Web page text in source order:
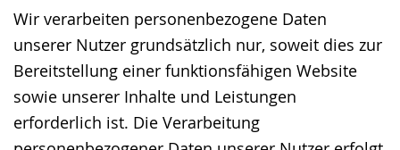
Wir verarbeiten personenbezogene Daten
unserer Nutzer grundsätzlich nur, soweit dies zur
Bereitstellung einer funktionsfähigen Website
sowie unserer Inhalte und Leistungen
erforderlich ist. Die Verarbeitung
angezeigt.